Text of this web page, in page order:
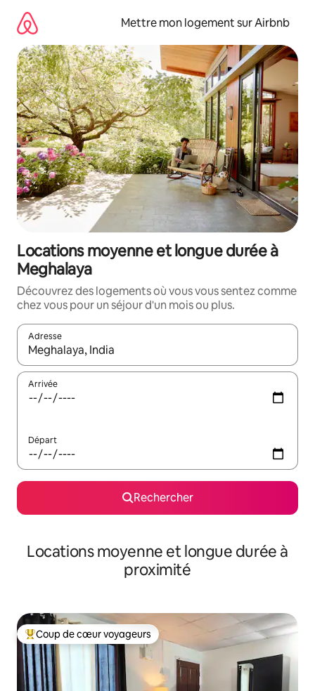
directement
contenu
Mettre mon logement sur Airbnb
Locations moyenne et longue durée à
Meghalaya
Découvrez des logements où vous vous sentez comme
chez vous pour un séjour d'un mois ou plus.
Adresse
Lorsque les résultats s'affichent, utilisez les flèches vers le
Arrivée
Départ
Rechercher
Locations moyenne et longue durée à
proximité
Coups de cœur voyageurs les plus appréciés
Coup de cœur voyageurs